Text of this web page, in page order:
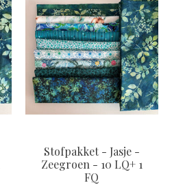
Stofpakket - Jasje -
Zeegroen - 10 LQ+ 1
FQ